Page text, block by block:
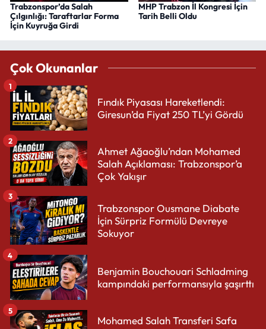
Trabzonspor’da Salah
Çılgınlığı: Taraftarlar Forma
İçin Kuyruğa Girdi
MHP Trabzon İl Kongresi İçin
Tarih Belli Oldu
Çok Okunanlar
Fındık Piyasası Hareketlendi:
Giresun’da Fiyat 250 TL’yi Gördü
1
Ahmet Ağaoğlu’ndan Mohamed
Salah Açıklaması: Trabzonspor’a
Çok Yakışır
2
Trabzonspor Ousmane Diabate
İçin Sürpriz Formülü Devreye
Sokuyor
3
Benjamin Bouchouari Schladming
kampındaki performansıyla şaşırttı
4
Mohamed Salah Transferi Safa
5